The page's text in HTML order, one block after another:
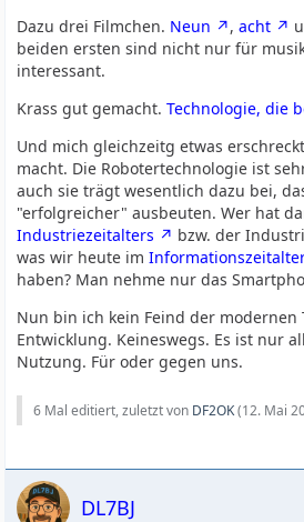
Dazu drei Filmchen. Neun ,acht
beiden ersten sind nicht nur für
interessant.
Krass gut gemacht.Technologie, die
Und mich gleichzeitg etwas
macht. Die Robotertechnologie ist
auch sie trägt wesentlich dazu bei,
"erfolgreicher" ausbeuten. Wer hat
Industriezeitalters
bzw. der
was wir heute im
haben? Man nehme nur das
Nun bin ich kein Feind der modernen
Entwicklung. Keineswegs. Es ist nur
Nutzung. Für oder gegen uns.
6 Mal editiert, zuletzt von DF2OK(12. Mai
DL7BJ